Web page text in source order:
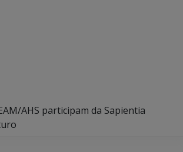
AHS participam da Sapientia